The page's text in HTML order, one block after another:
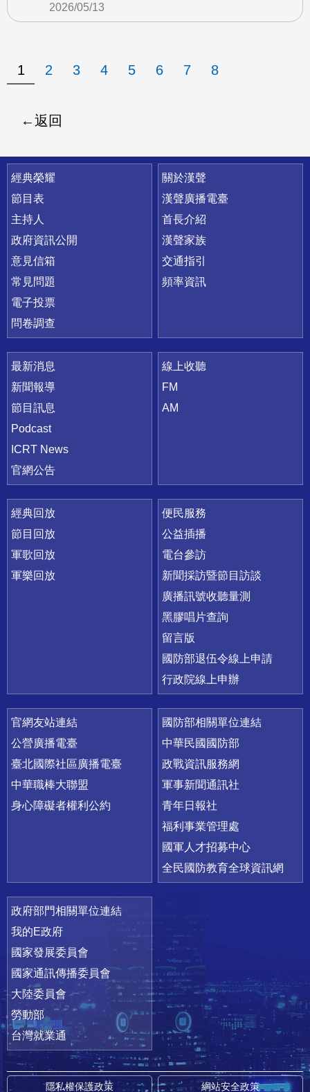
2026/05/13
1 2 3 4 5 6 7 8
返回
快速連結
經典榮耀
節目表
主持人
政府資訊公開
意見信箱
常見問題
電子投票
問卷調查
關於漢聲
漢聲廣播電臺
首長介紹
漢聲家族
交通指引
頻率資訊
最新消息
新聞報導
節目訊息
Podcast
ICRT News
官網公告
線上收聽
FM
AM
經典回放
節目回放
軍歌回放
軍樂回放
便民服務
公益插播
電台參訪
新聞採訪暨節目訪談
廣播訊號收聽量測
黑膠唱片查詢
留言版
國防部退伍令線上申請
行政院線上申辦
官網友站連結
公營廣播電臺
臺北國際社區廣播電臺
中華職棒大聯盟
身心障礙者權利公約
國防部相關單位連結
中華民國國防部
政戰資訊服務網
軍事新聞通訊社
青年日報社
福利事業管理處
國軍人才招募中心
全民國防教育全球資訊網
政府部門相關單位連結
我的E政府
國家發展委員會
國家通訊傳播委員會
大陸委員會
勞動部
台灣就業通
隱私權保護政策 網站安全政策